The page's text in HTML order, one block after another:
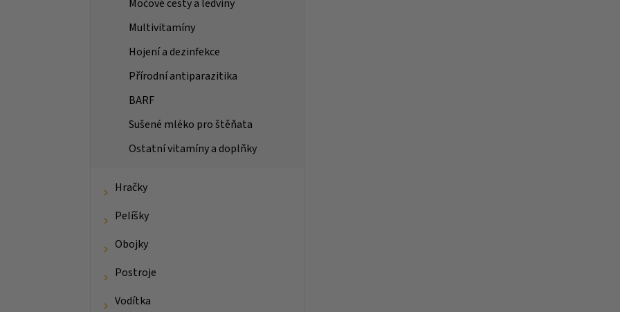
Močové cesty a ledviny
Multivitamíny
Hojení a dezinfekce
Přírodní antiparazitika
BARF
Sušené mléko pro štěňata
Ostatní vitamíny a doplňky
Hračky
Pelíšky
Obojky
Postroje
Vodítka